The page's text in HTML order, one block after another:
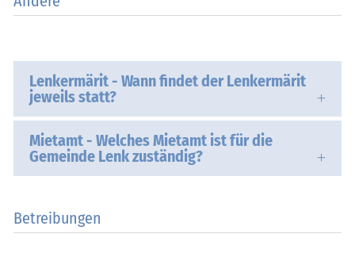
Lenkermärit - Wann findet der Lenkermärit
jeweils statt?
Mietamt - Welches Mietamt ist für die
Gemeinde Lenk zuständig?
Betreibungen